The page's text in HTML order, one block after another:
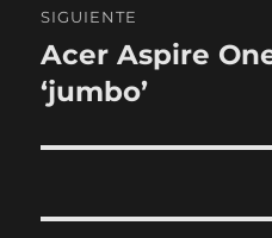
SIGUIENTE
Entrada
siguiente:
Acer Aspire
‘jumbo’